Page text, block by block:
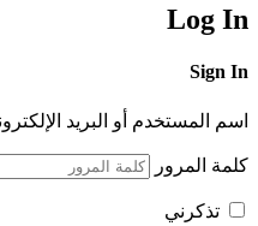
Log In
Sign In
اسم المستخدم أو البريد
كلمة المرور
تذكرني